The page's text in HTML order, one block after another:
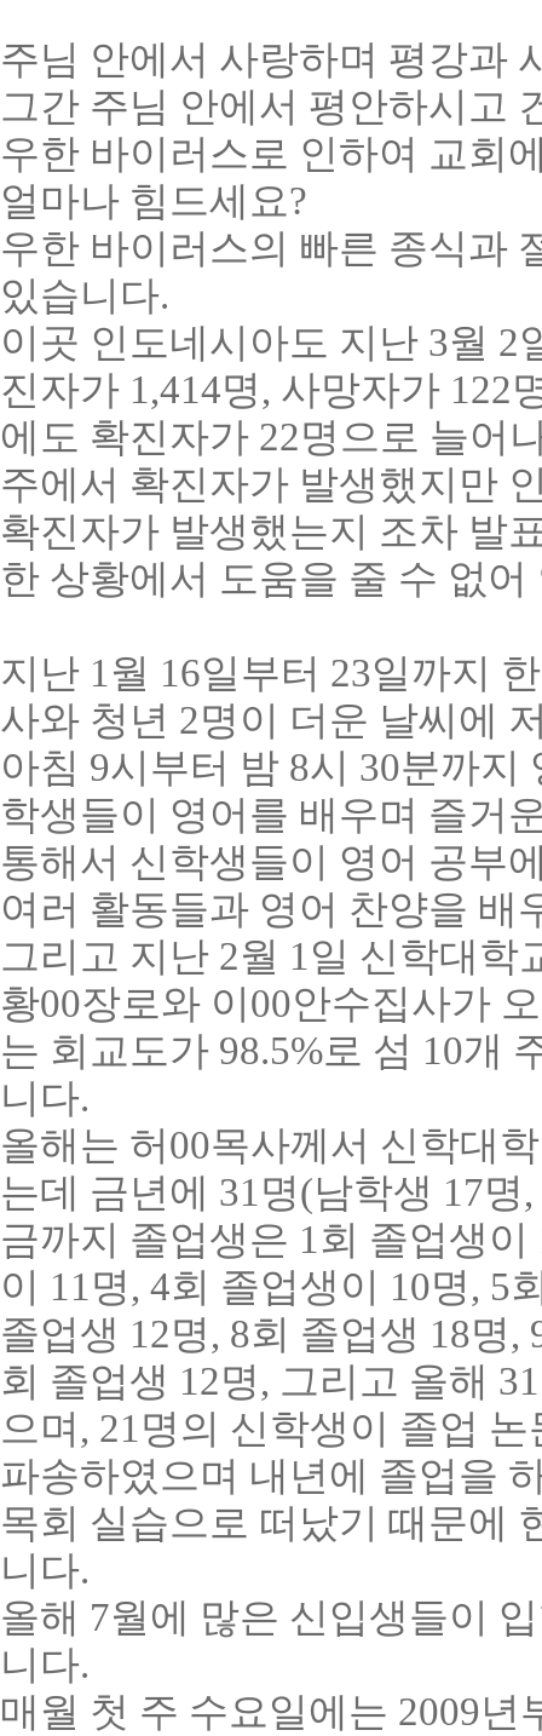
주님 안에서 사랑하며 평강과
그간 주님 안에서 평안하시고
우한 바이러스로 인하여 교회
얼마나 힘드세요?
우한 바이러스의 빠른 종식과
있습니다.
이곳 인도네시아도 지난 3월 2
진자가 1,414명, 사망자가 122
에도 확진자가 22명으로 늘어
주에서 확진자가 발생했지만
확진자가 발생했는지 조차 발
한 상황에서 도움을 줄 수 없
지난 1 월 16일부터 23일까지
사와 청년 2명이 더운 날씨에
아침 9시부터 밤 8시 30분까지
학생들이 영어를 배우며 즐거
통해서 신학생들이 영어 공부
여러 활동들과 영어 찬양을 배
그리고 지난 2월 1 일 신학대학
황00장로와 이00안수집사가
는 회교도가 98.5%로 섬 10개
니다.
올해는 허00목사께서 신학대
는데 금년에 31 명(남학생 17명,
금까지 졸업생은 1 회 졸업생이
이 11 명, 4회 졸업생이 10명, 5
졸업생 12명, 8회 졸업생 18명,
회 졸업생 12명, 그리고 올해 31
으며 , 21 명의 신학생이 졸업
파송하였으며 내년에 졸업을
목회 실습으로 떠났기 때문에
니다.
올해 7월에 많은 신입생들이
니다.
매월 첫 주 수요일에는 2009년